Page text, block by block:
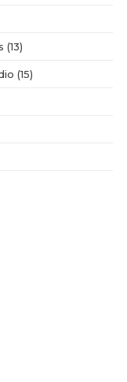
1313
1515